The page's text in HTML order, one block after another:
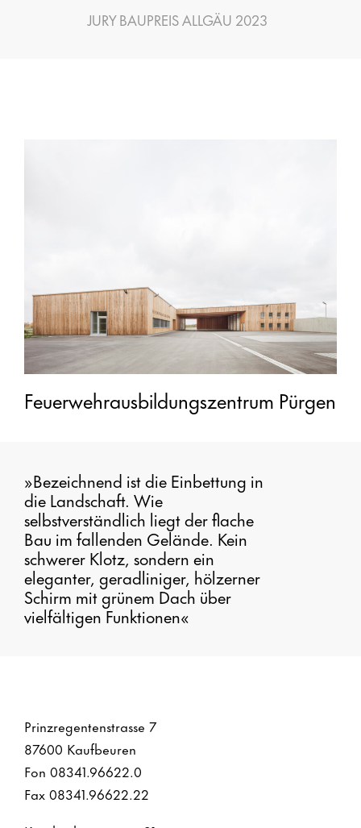
JURY BAUPREIS ALLGÄU 2023
Feuerwehrausbildungszentrum Pürgen
»Bezeichnend ist die Einbettung in
die Landschaft. Wie
selbstverständlich liegt der flache
Bau im fallenden Gelände. Kein
schwerer Klotz, sondern ein
eleganter, geradliniger, hölzerner
Schirm mit grünem Dach über
vielfältigen Funktionen«
Prinzregentenstrasse 7
87600 Kaufbeuren
Fon 08341.96622.0
Fax 08341.96622.22